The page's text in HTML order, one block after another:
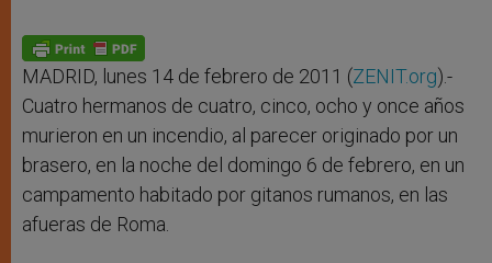
MADRID, lunes 14 de febrero de 2011 (ZENIT.org).-
Cuatro hermanos de cuatro, cinco, ocho y once años
murieron en un incendio, al parecer originado por un
brasero, en la noche del domingo 6 de febrero, en un
campamento habitado por gitanos rumanos, en las
afueras de Roma.